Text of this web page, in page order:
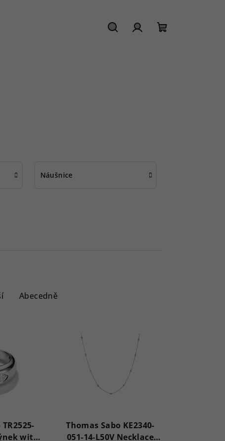
Náušnice
Abecedně
with
Thomas Sabo KE2340-
051-14-L50V Necklace